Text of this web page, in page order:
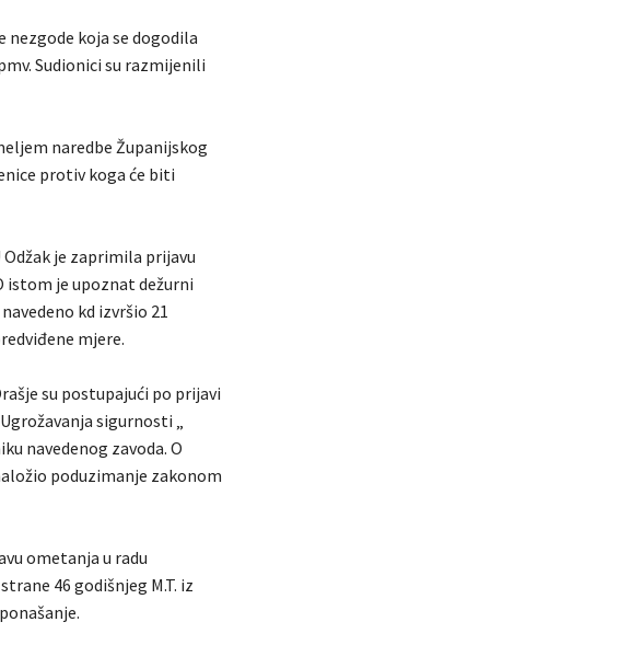
nezgode koja se dogodila
Sudionici su razmijenili
naredbe Županijskog
protiv koga će biti
je zaprimila prijavu
istom je upoznat dežurni
kd izvršio 21
mjere.
su postupajući po prijavi
sigurnosti „
navedenog zavoda. O
poduzimanje zakonom
ometanja u radu
46 godišnjeg M.T. iz